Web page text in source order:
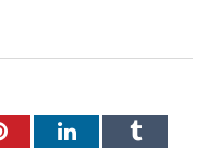
PinterestLinkedInTumblr